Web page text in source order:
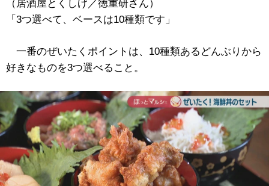
（居酒屋とくしげ／徳重研さん）
「3つ選べて、ベースは10種類です」
一番のぜいたくポイントは、10種類あるどんぶりから
好きなものを3つ選べること。